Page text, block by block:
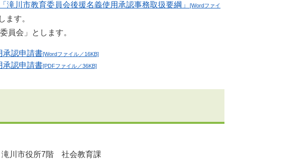
「滝川市教育委員会後援名義使用承認事務取扱要綱」 [Wordファイ
ます。
員会」とします。
承認申請書[Wordファイル／16KB]
承認申請書[PDFファイル／36KB]
川市役所7階 社会教育課